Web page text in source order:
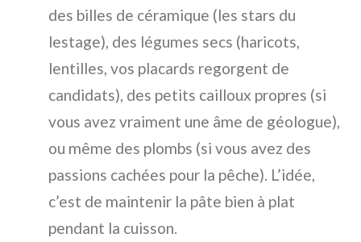
des billes de céramique (les stars du
lestage), des légumes secs (haricots,
lentilles, vos placards regorgent de
candidats), des petits cailloux propres (si
vous avez vraiment une âme de géologue),
ou même des plombs (si vous avez des
passions cachées pour la pêche). L’idée,
c’est de maintenir la pâte bien à plat
pendant la cuisson.